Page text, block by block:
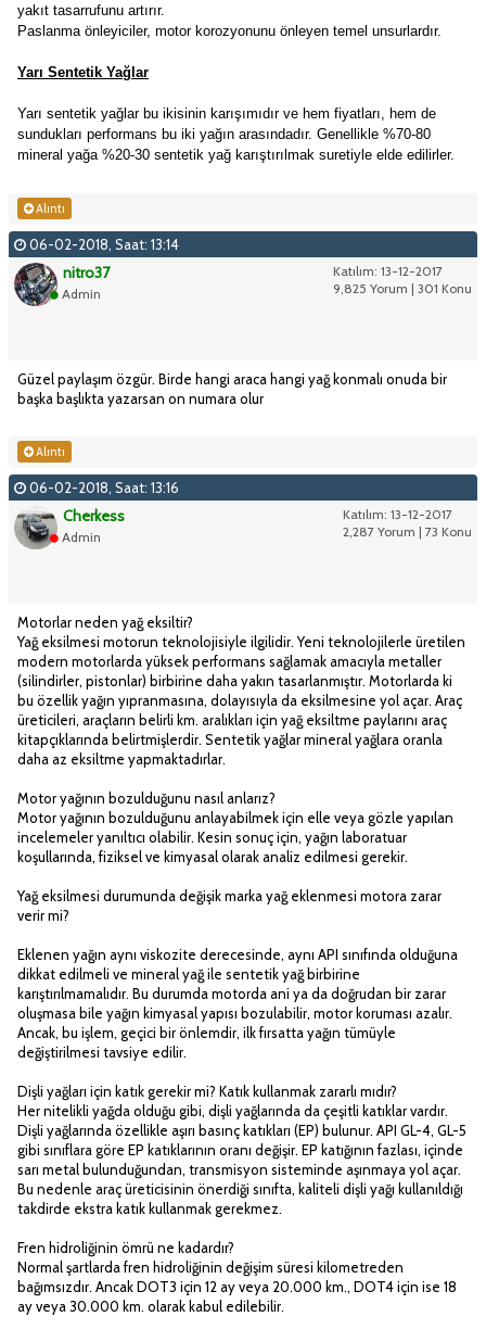
yakıt tasarrufunu artırır.
Paslanma önleyiciler, motor korozyonunu önleyen temel unsurlardır.
Yarı Sentetik Yağlar
Yarı sentetik yağlar bu ikisinin karışımıdır ve hem fiyatları, hem de
sundukları performans bu iki yağın arasındadır. Genellikle %70-80
mineral yağa %20-30 sentetik yağ karıştırılmak suretiyle elde edilirler.
Alıntı
06-02-2018, Saat: 13:14
Katılım: 13-12-2017
9,825 Yorum | 301 Konu
nitro37
Admin
Güzel paylaşım özgür. Birde hangi araca hangi yağ konmalı onuda bir
başka başlıkta yazarsan on numara olur
Alıntı
06-02-2018, Saat: 13:16
Katılım: 13-12-2017
2,287 Yorum | 73 Konu
Cherkess
Admin
Motorlar neden yağ eksiltir?
Yağ eksilmesi motorun teknolojisiyle ilgilidir. Yeni teknolojilerle üretilen
modern motorlarda yüksek performans sağlamak amacıyla metaller
(silindirler, pistonlar) birbirine daha yakın tasarlanmıştır. Motorlarda ki
bu özellik yağın yıpranmasına, dolayısıyla da eksilmesine yol açar. Araç
üreticileri, araçların belirli km. aralıkları için yağ eksiltme paylarını araç
kitapçıklarında belirtmişlerdir. Sentetik yağlar mineral yağlara oranla
daha az eksiltme yapmaktadırlar.
Motor yağının bozulduğunu nasıl anlarız?
Motor yağının bozulduğunu anlayabilmek için elle veya gözle yapılan
incelemeler yanıltıcı olabilir. Kesin sonuç için, yağın laboratuar
koşullarında, fiziksel ve kimyasal olarak analiz edilmesi gerekir.
Yağ eksilmesi durumunda değişik marka yağ eklenmesi motora zarar
verir mi?
Eklenen yağın aynı viskozite derecesinde, aynı API sınıfında olduğuna
dikkat edilmeli ve mineral yağ ile sentetik yağ birbirine
karıştırılmamalıdır. Bu durumda motorda ani ya da doğrudan bir zarar
oluşmasa bile yağın kimyasal yapısı bozulabilir, motor koruması azalır.
Ancak, bu işlem, geçici bir önlemdir, ilk fırsatta yağın tümüyle
değiştirilmesi tavsiye edilir.
Dişli yağları için katık gerekir mi? Katık kullanmak zararlı mıdır?
Her nitelikli yağda olduğu gibi, dişli yağlarında da çeşitli katıklar vardır.
Dişli yağlarında özellikle aşırı basınç katıkları (EP) bulunur. API GL-4, GL-5
gibi sınıflara göre EP katıklarının oranı değişir. EP katığının fazlası, içinde
sarı metal bulunduğundan, transmisyon sisteminde aşınmaya yol açar.
Bu nedenle araç üreticisinin önerdiği sınıfta, kaliteli dişli yağı kullanıldığı
takdirde ekstra katık kullanmak gerekmez.
Fren hidroliğinin ömrü ne kadardır?
Normal şartlarda fren hidroliğinin değişim süresi kilometreden
bağımsızdır. Ancak DOT3 için 12 ay veya 20.000 km., DOT4 için ise 18
ay veya 30.000 km. olarak kabul edilebilir.